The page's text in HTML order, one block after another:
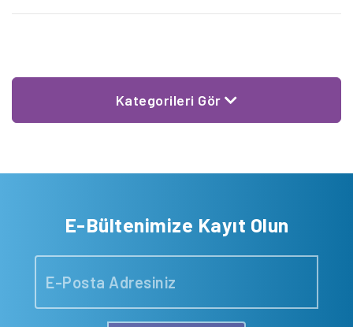
Kategorileri Gör
E-Bültenimize Kayıt Olun